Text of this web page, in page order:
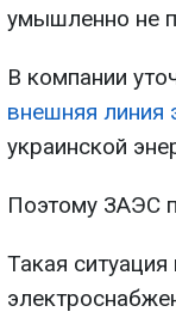
умышленно не
В компании
внешняя линия
украинской
Поэтому ЗАЭС
Такая